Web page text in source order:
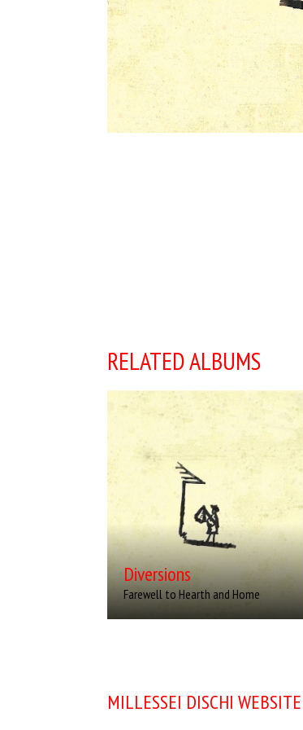
RELATED ALBUMS
Diversions
Farewell to Hearth and Home
Diversions
Artist: Farewell to Hearth and Home
Release Date: 2015-09-04
Genre: Folk Rock
Produced By: Millessei dischi
MILLESSEI DISCHI WEBSITE